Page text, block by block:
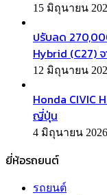
15 มิถุนายน
ปรับลด
Hybrid (C27)
12 มิถุนายน
Honda CIVIC
ญี่ปุ่น
4 มิถุนายน 2026
ยี่ห้อรถยนต์
รถยนต์